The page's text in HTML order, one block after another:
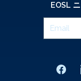
EOSL